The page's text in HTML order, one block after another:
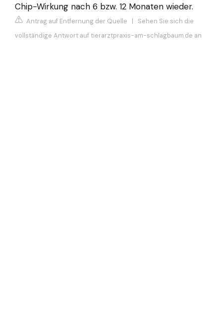
Chip-Wirkung nach 6 bzw. 12 Monaten wieder.
Antrag auf Entfernung der Quelle | Sehen Sie sich die
vollständige Antwort auf tierarztpraxis-am-schlagbaum.de an